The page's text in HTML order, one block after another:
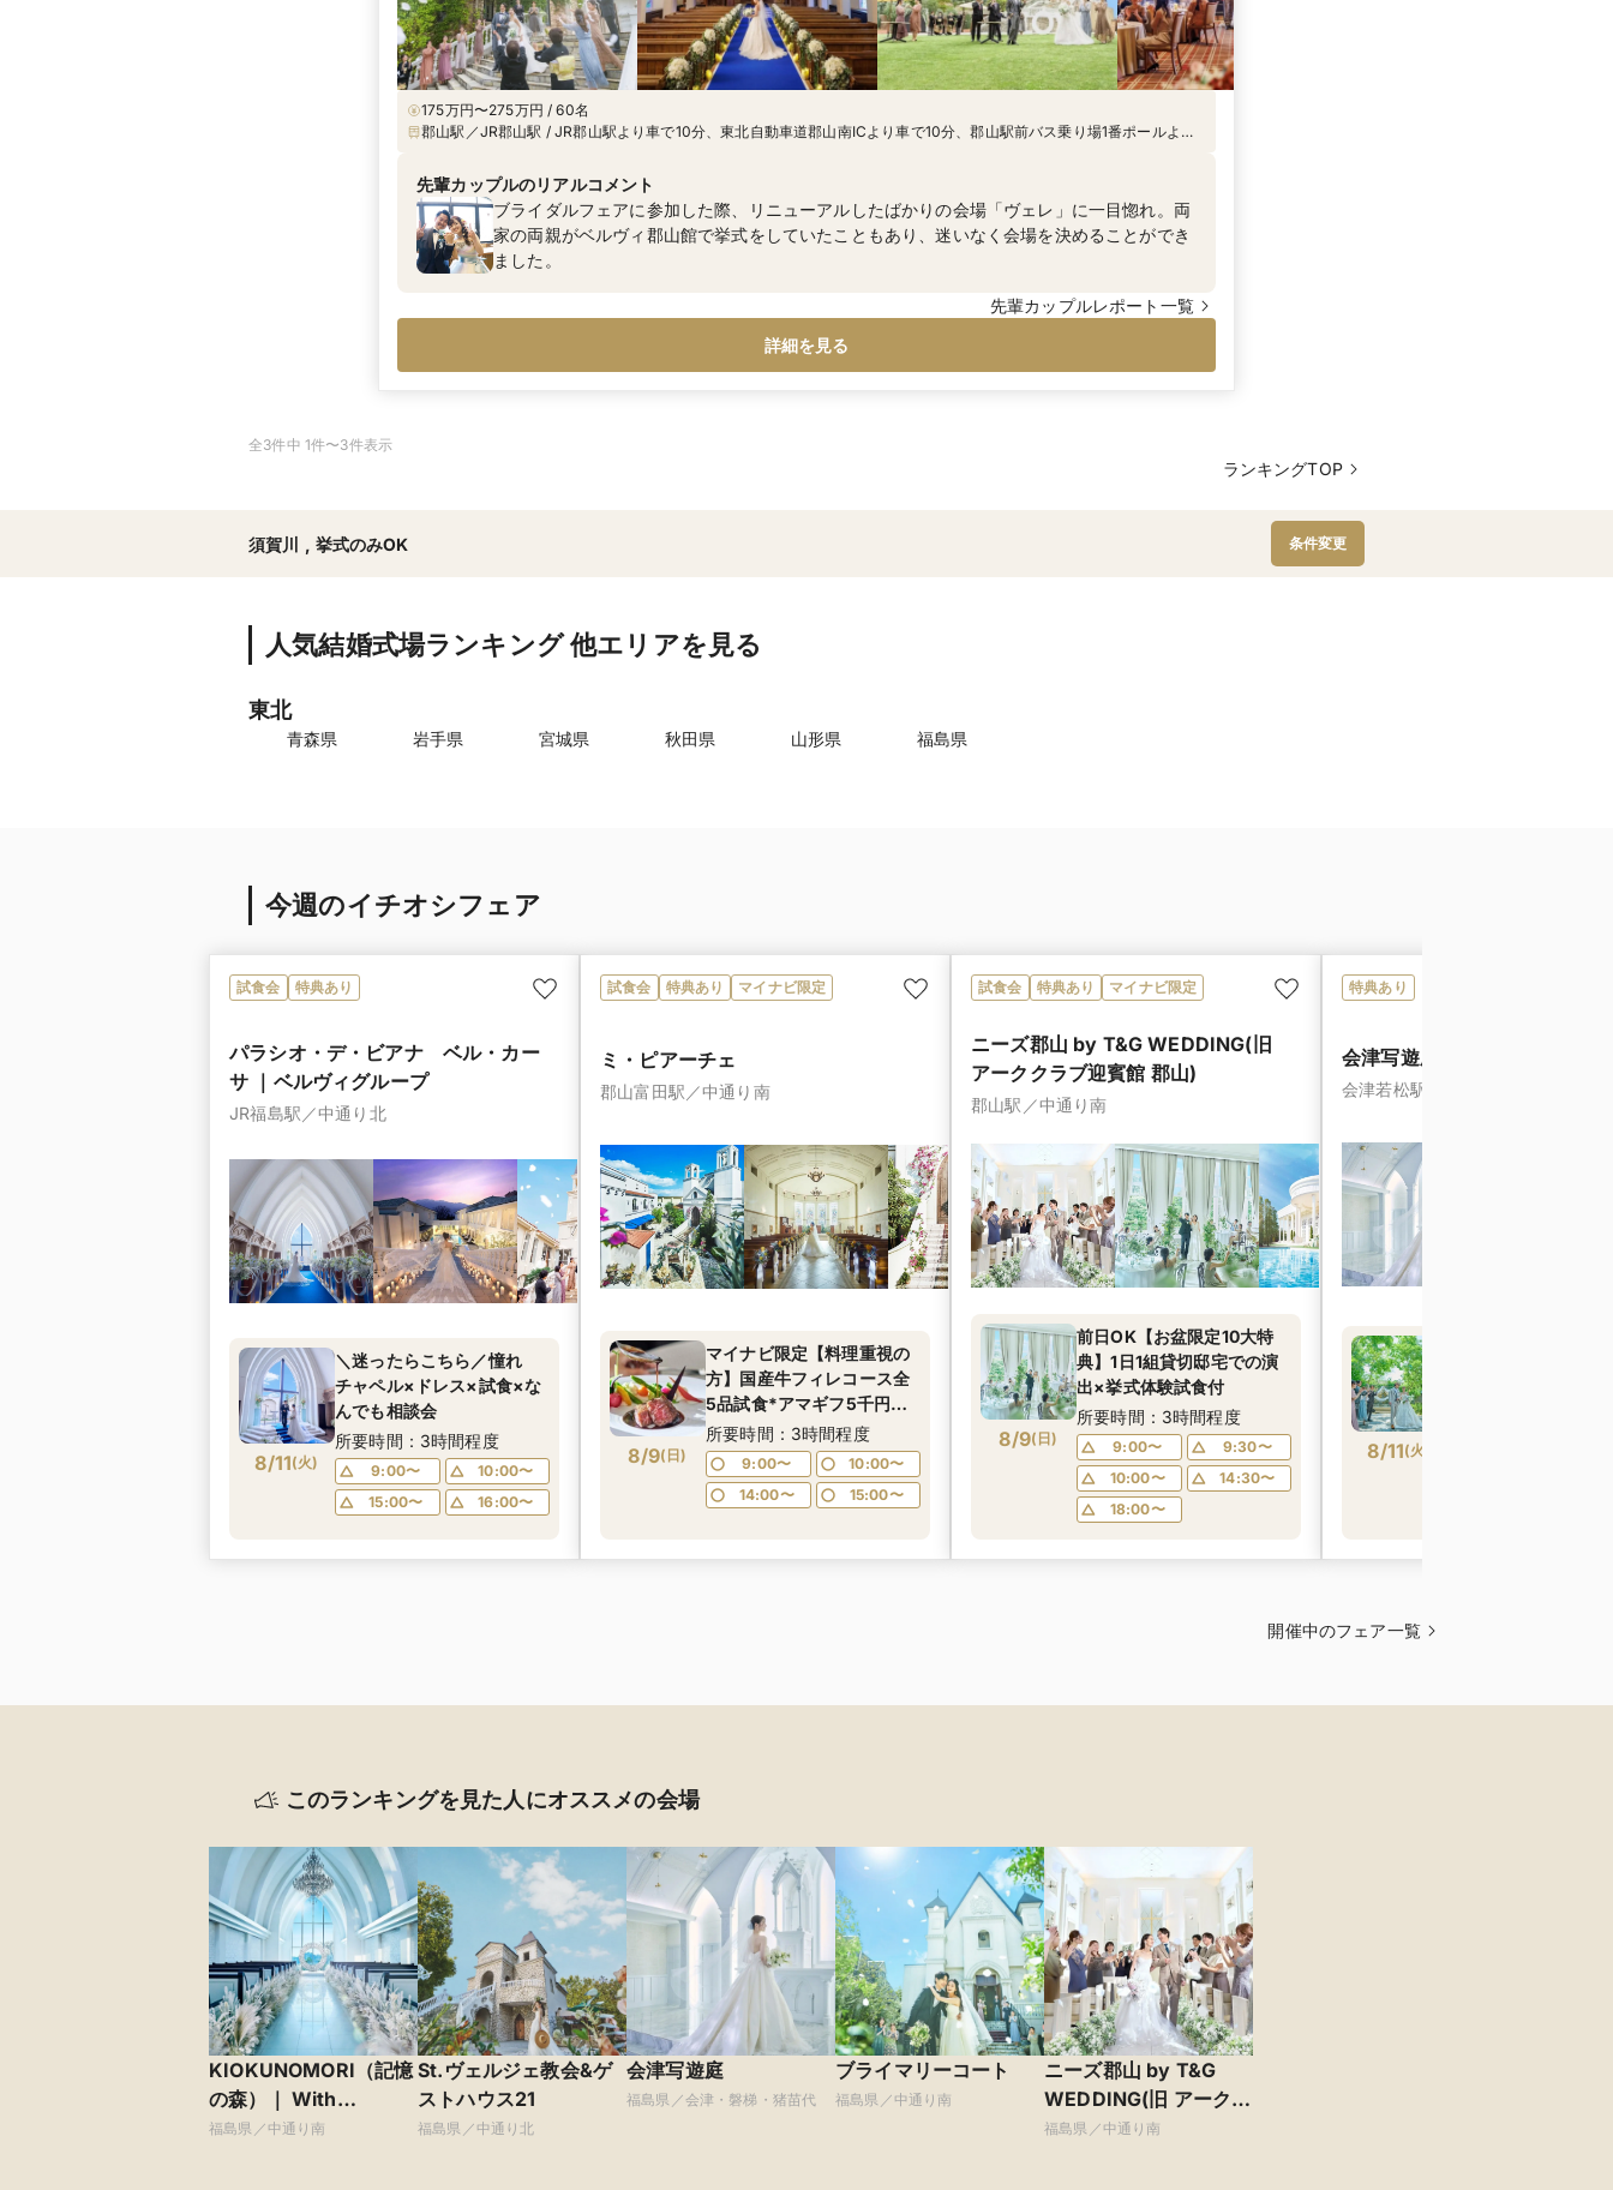
175万円〜275万円 / 60名
郡山駅／JR郡山駅 / JR郡山駅より車で10分、東北自動車道郡山南ICより車で10分、郡山駅前バス乗り場1番ポールより
先輩カップルのリアルコメント
ブライダルフェアに参加した際、リニューアルしたばかりの会場「ヴェレ」に一目惚れ。両
家の両親がベルヴィ郡山館で挙式をしていたこともあり、迷いなく会場を決めることができ
ました。
先輩カップルレポート一覧
詳細を見る
全3件中 1件〜3件表示
ランキングTOP
須賀川 , 挙式のみOK 条件変更
人気結婚式場ランキング 他エリアを見る
東北
青森県 岩手県 宮城県 秋田県 山形県 福島県
今週のイチオシフェア
試食会 特典あり
パラシオ・デ・ビアナ ベル・カー
サ ｜ベルヴィグループ
JR福島駅／中通り北
8/11(火)
＼迷ったらこちら／憧れ
チャペル×ドレス×試食×な
んでも相談会
所要時間：3時間程度
9:00〜
10:00〜
15:00〜
16:00〜
試食会 特典あり マイナビ限定
ミ・ピアーチェ
郡山富田駅／中通り南
8/9( 日)
マイナビ限定【料理重視の
方】国産牛フィレコース全
5品試食*アマギフ5千円進
呈*
所要時間：3時間程度
9:00〜
10:00〜
14:00〜
15:00〜
試食会 特典あり マイナビ限定
ニーズ郡山 by T&G WEDDING(旧
アーククラブ迎賓館 郡山)
郡山駅／中通り南
8/9( 日)
前日OK【お盆限定10大特
典】1日1組貸切邸宅での演
出×挙式体験試食付
所要時間：3時間程度
9:00〜
9:30〜
10:00〜
14:30〜
18:00〜
特典あり
会津写遊庭
会津若松駅／会津・磐梯・猪苗代
8/11(火
開催中のフェア一覧
このランキングを見た人にオススメの会場
KIOKUNOMORI（記憶
の森）｜ With
Wedding（こころネッ
福島県／中通り南
St.ヴェルジェ教会&ゲ
ストハウス21
福島県／中通り北
会津写遊庭
福島県／会津・磐梯・猪苗代
ブライマリーコート
福島県／中通り南
ニーズ郡山 by T&G
WEDDING(旧 アークク
ラブ迎賓館 郡山)
福島県／中通り南